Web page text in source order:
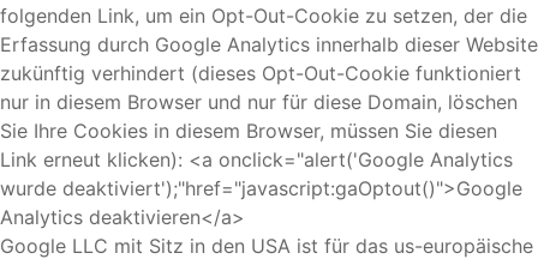
folgenden Link, um ein Opt-Out-Cookie zu setzen, der die
Erfassung durch Google Analytics innerhalb dieser Website
zukünftig verhindert (dieses Opt-Out-Cookie funktioniert
nur in diesem Browser und nur für diese Domain, löschen
Sie Ihre Cookies in diesem Browser, müssen Sie diesen
Link erneut klicken): <a onclick="alert('Google Analytics
wurde deaktiviert');"href="javascript:gaOptout()">Google
Analytics deaktivieren</a>
Google LLC mit Sitz in den USA ist für das us-europäische